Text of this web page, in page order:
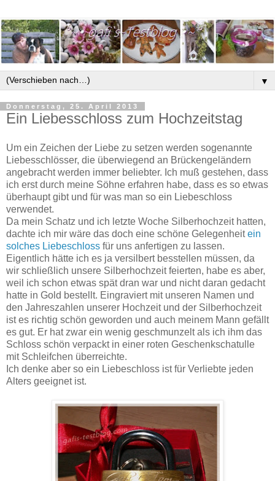
▼
Donnerstag, 25. April 2013
Ein Liebesschloss zum Hochzeitstag
Um ein Zeichen der Liebe zu setzen werden sogenannte
Liebesschlösser, die überwiegend an Brückengeländern
angebracht werden immer beliebter. Ich muß gestehen, dass
ich erst durch meine Söhne erfahren habe, dass es so etwas
überhaupt gibt und für was man so ein Liebeschloss
verwendet.
Da mein Schatz und ich letzte Woche Silberhochzeit hatten,
dachte ich mir wäre das doch eine schöne Gelegenheitein
solches Liebeschloss für uns anfertigen zu lassen.
Eigentlich hätte ich es ja versilbert besstellen müssen, da
wir schließlich unsere Silberhochzeit feierten, habe es aber,
weil ich schon etwas spät dran war und nicht daran gedacht
hatte in Gold bestellt. Eingraviert mit unseren Namen und
den Jahreszahlen unserer Hochzeit und der Silberhochzeit
ist es richtig schön geworden und auch meinem Mann gefällt
es gut. Er hat zwar ein wenig geschmunzelt als ich ihm das
Schloss schön verpackt in einer roten Geschenkschatulle
mit Schleifchen überreichte.
Ich denke aber so ein Liebeschloss ist für Verliebte jeden
Alters geeignet ist.